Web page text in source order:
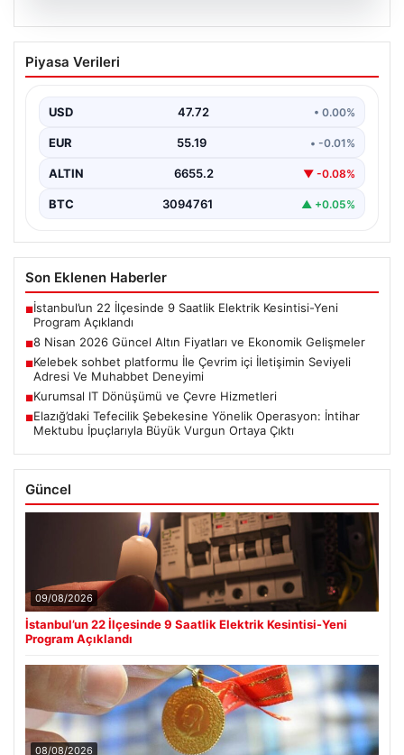
08.08.2026
8 Nisan 2026 Güncel Altın Fiyatları ve
Ekonomik Gelişmeler
jeopolitik gelişmelerle birlikte ekonomik verilerin de
etkisiyle hareketlilik…
Piyasa Verileri
USD 47.72 • 0.00%
EUR 55.19 • -0.01%
ALTIN 6655.2 ▼ -0.08%
BTC 3094761 ▲ +0.05%
Son Eklenen Haberler
■İstanbul’un 22 İlçesinde 9 Saatlik Elektrik Kesintisi-Yeni
Program Açıklandı
■8 Nisan 2026 Güncel Altın Fiyatları ve Ekonomik Gelişmeler
■Kelebek sohbet platformu İle Çevrim içi İletişimin Seviyeli
Adresi Ve Muhabbet Deneyimi
■Kurumsal IT Dönüşümü ve Çevre Hizmetleri
■Elazığ’daki Tefecilik Şebekesine Yönelik Operasyon: İntihar
Mektubu İpuçlarıyla Büyük Vurgun Ortaya Çıktı
Güncel
09/08/2026
İstanbul’un 22 İlçesinde 9 Saatlik Elektrik Kesintisi-Yeni
Program Açıklandı
08/08/2026